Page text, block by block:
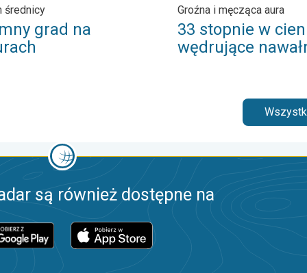
średnicy
grad na
Groźna i męcząca aura
33 stopnie w
wędrujące
są również dostępne na